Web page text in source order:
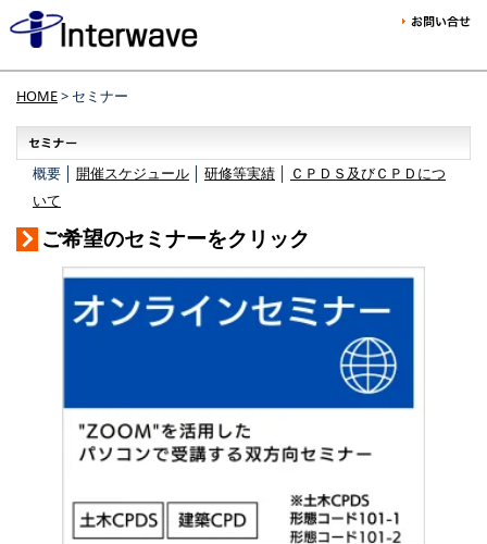
HOME> セミナー
概要 │ 開催スケジュール 研修等実績
ＣＰＤＳ及びＣＰＤにつ
いて
ご希望のセミナーをクリック